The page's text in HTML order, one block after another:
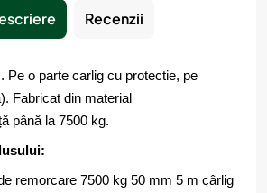
Recenzii
Pe o parte carlig cu protectie, pe
Fabricat din material
până la 7500 kg.
remorcare 7500 kg 50 mm 5 m cârlig